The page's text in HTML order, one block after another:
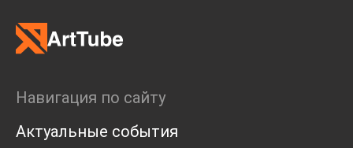
Мастерские
Дискуссия
Пост-релиз
Маркет
Интервью
Навигация по сайту
Актуальные события